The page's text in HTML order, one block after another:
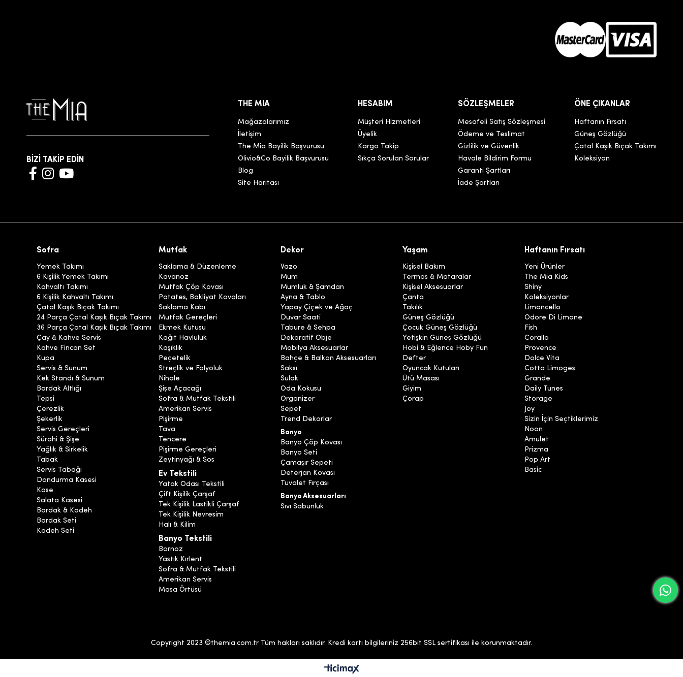
BİZİ TAKİP EDİN
THE MIA
Mağazalarımız
İletişim
The Mia Bayilik Başvurusu
Olivio&Co Bayilik Başvurusu
Blog
Site Haritası
HESABIM
Müşteri Hizmetleri
Üyelik
Kargo Takip
Sıkça Sorulan Sorular
SÖZLEŞMELER
Mesafeli Satış Sözleşmesi
Ödeme ve Teslimat
Gizlilik ve Güvenlik
Havale Bildirim Formu
Garanti Şartları
İade Şartları
ÖNE ÇIKANLAR
Haftanın Fırsatı
Güneş Gözlüğü
Çatal Kaşık Bıçak Takımı
Koleksiyon
Sofra
Yemek Takımı
6 Kişilik Yemek Takımı
Kahvaltı Takımı
6 Kişilik Kahvaltı Takımı
Çatal Kaşık Bıçak Takımı
24 Parça Çatal Kaşık Bıçak Takımı
36 Parça Çatal Kaşık Bıçak Takımı
Çay & Kahve Servis
Kahve Fincan Set
Kupa
Servis & Sunum
Kek Standı & Sunum
Bardak Altlığı
Tepsi
Çerezlik
Şekerlik
Servis Gereçleri
Sürahi & Şişe
Yağlık & Sirkelik
Tabak
Servis Tabağı
Dondurma Kasesi
Kase
Salata Kasesi
Bardak & Kadeh
Bardak Seti
Kadeh Seti
Mutfak
Saklama & Düzenleme
Kavanoz
Mutfak Çöp Kovası
Patates, Bakliyat Kovaları
Saklama Kabı
Mutfak Gereçleri
Ekmek Kutusu
Kağıt Havluluk
Kaşıklık
Peçetelik
Streçlik ve Folyoluk
Nihale
Şişe Açacağı
Sofra & Mutfak Tekstili
Amerikan Servis
Pişirme
Tava
Tencere
Pişirme Gereçleri
Zeytinyağı & Sos
Ev Tekstili
Yatak Odası Tekstili
Çift Kişilik Çarşaf
Tek Kişilik Lastikli Çarşaf
Tek Kişilik Nevresim
Halı & Kilim
Banyo Tekstili
Bornoz
Yastık Kırlent
Sofra & Mutfak Tekstili
Amerikan Servis
Masa Örtüsü
Dekor
Vazo
Mum
Mumluk & Şamdan
Ayna & Tablo
Yapay Çiçek ve Ağaç
Duvar Saati
Tabure & Sehpa
Dekoratif Obje
Mobilya Aksesuarlar
Bahçe & Balkon Aksesuarları
Saksı
Sulak
Oda Kokusu
Organizer
Sepet
Trend Dekorlar
Banyo
Banyo Çöp Kovası
Banyo Seti
Çamaşır Sepeti
Deterjan Kovası
Tuvalet Fırçası
Banyo Aksesuarları
Sıvı Sabunluk
Yaşam
Kişisel Bakım
Termos & Mataralar
Kişisel Aksesuarlar
Çanta
Takılık
Güneş Gözlüğü
Çocuk Güneş Gözlüğü
Yetişkin Güneş Gözlüğü
Hobi & Eğlence Hoby Fun
Defter
Oyuncak Kutuları
Ütü Masası
Giyim
Çorap
Haftanın Fırsatı
Yeni Ürünler
The Mia Kids
Shiny
Koleksiyonlar
Limoncello
Odore Di Limone
Fish
Corallo
Provence
Dolce Vita
Cotta Limoges
Grande
Daily Tunes
Storage
Joy
Sizin İçin Seçtiklerimiz
Noon
Amulet
Prizma
Pop Art
Basic
Copyright 2023 ©themia.com.tr Tüm hakları saklıdır. Kredi kartı bilgileriniz 256bit SSL sertifikası ile korunmaktadır.